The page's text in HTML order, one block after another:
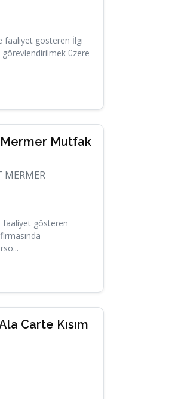
faaliyet gösteren İlgi
üzere
Mutfak
MERMER
faaliyet gösteren
Carte Kısım